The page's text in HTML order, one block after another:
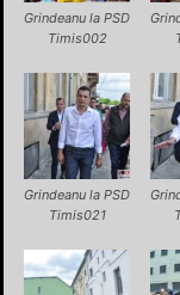
Grindeanu la PSD
Timis002
Grindeanu la PSD
Timis021